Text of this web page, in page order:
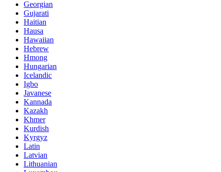
Georgian
Gujarati
Haitian
Hausa
Hawaiian
Hebrew
Hmong
Hungarian
Icelandic
Igbo
Javanese
Kannada
Kazakh
Khmer
Kurdish
Kyrgyz
Latin
Latvian
Lithuanian